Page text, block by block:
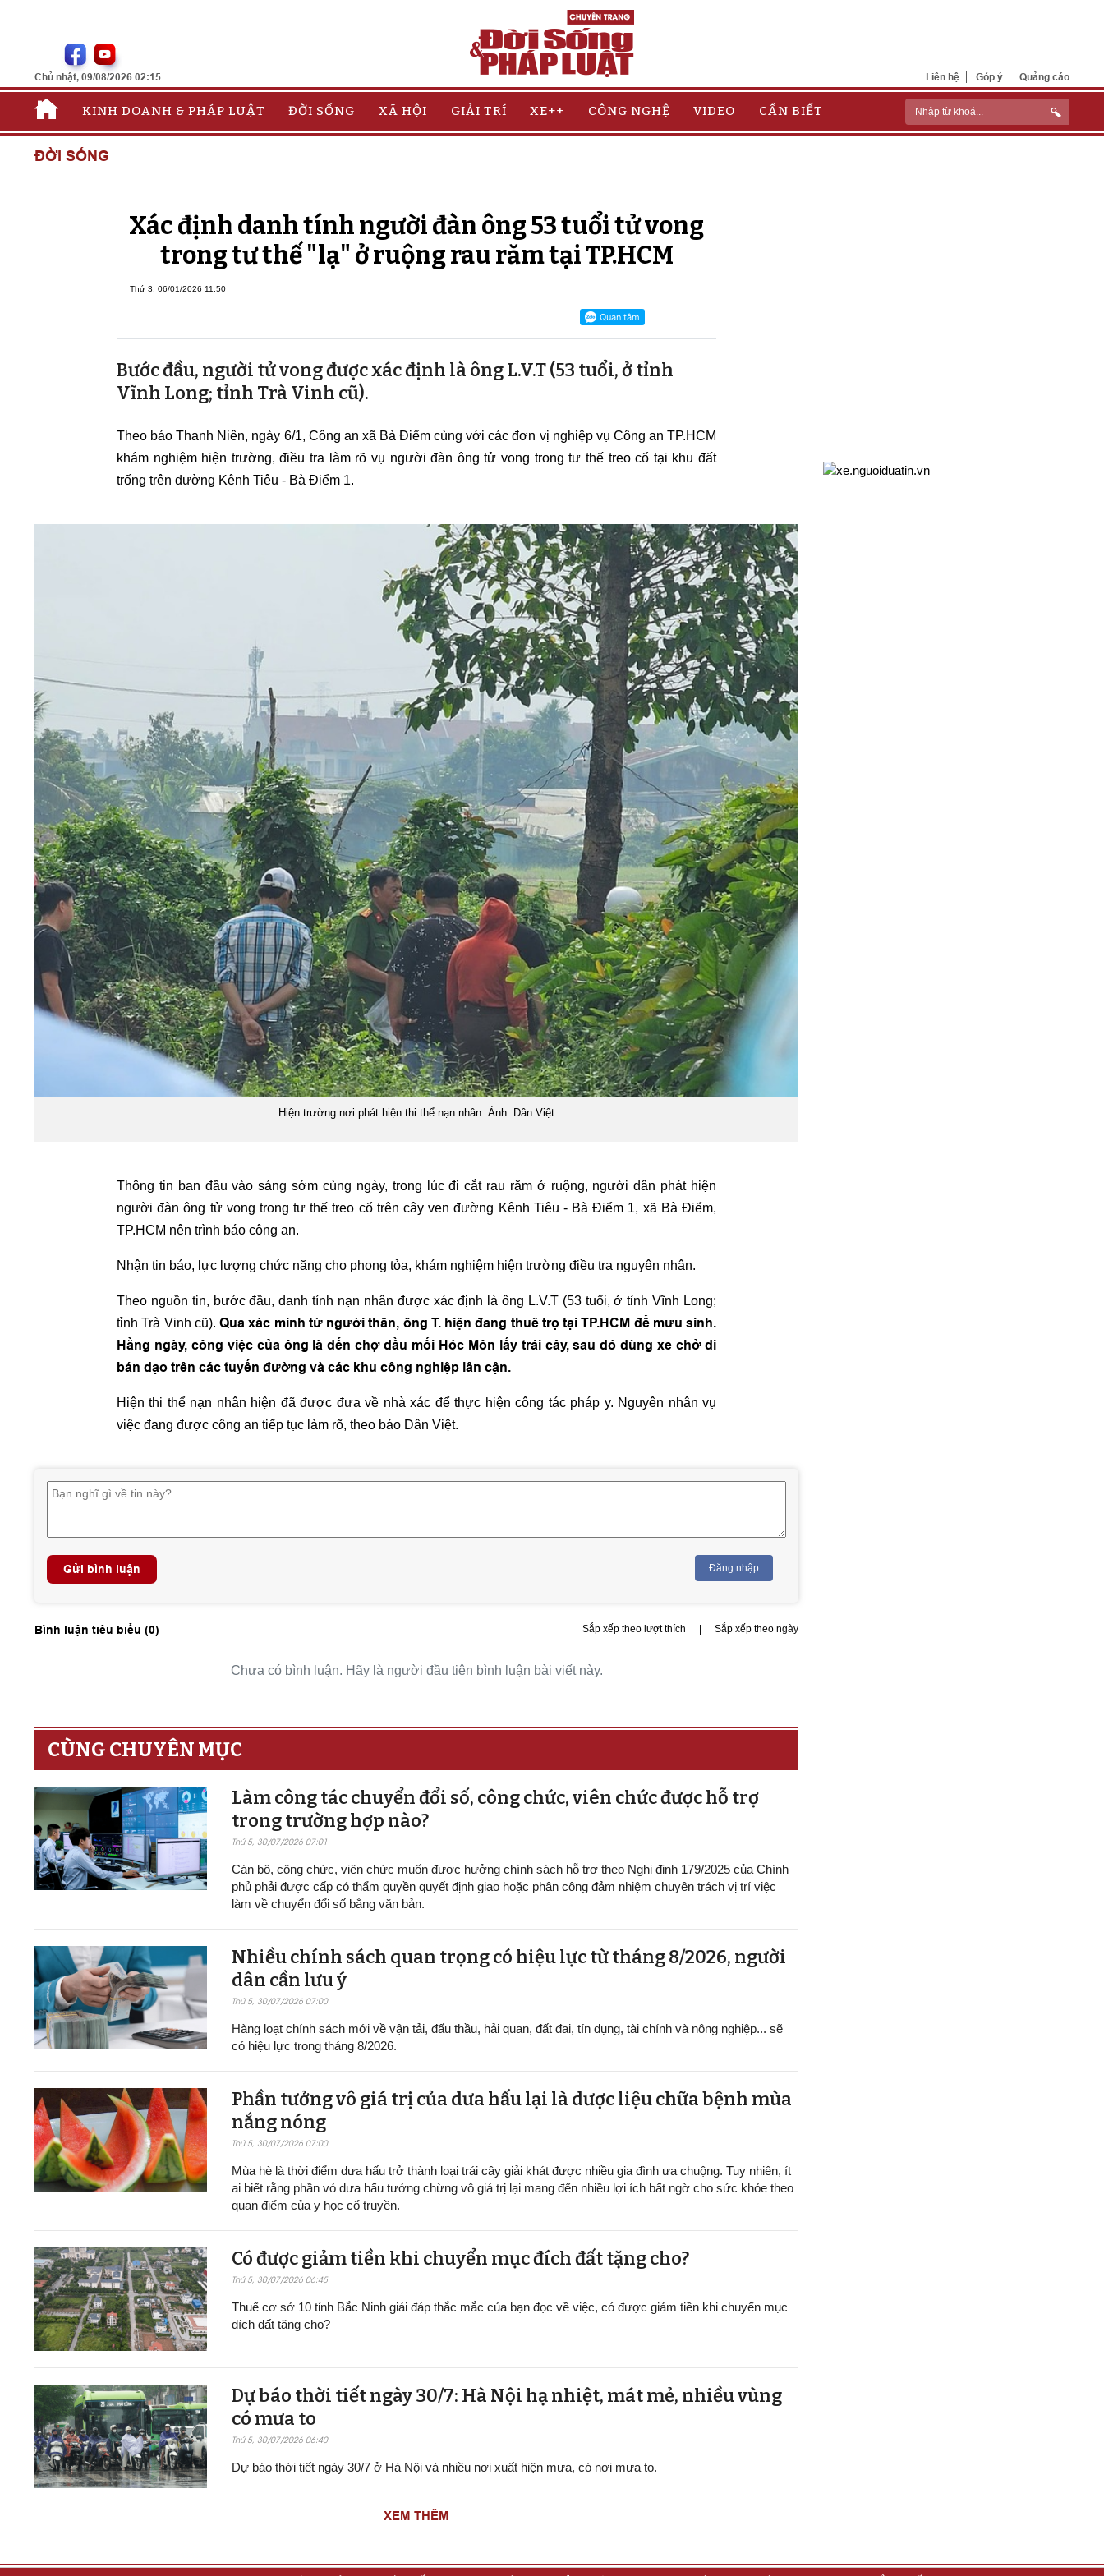
Chủ nhật, 09/08/2026 02:15 Liên hệ Góp ý Quảng cáo
KINH DOANH & PHÁP LUẬT ĐỜI SỐNG XÃ HỘI GIẢI TRÍ XE++ CÔNG NGHỆ VIDEO CẦN BIẾT
ĐỜI SỐNG
Xác định danh tính người đàn ông 53 tuổi tử vong
trong tư thế "lạ" ở ruộng rau răm tại TP.HCM
Thứ 3, 06/01/2026 11:50
Bước đầu, người tử vong được xác định là ông L.V.T (53 tuổi, ở tỉnh
Vĩnh Long; tỉnh Trà Vinh cũ).
Theo báo Thanh Niên, ngày 6/1, Công an xã Bà Điểm cùng với các đơn vị nghiệp vụ Công an TP.HCM
khám nghiệm hiện trường, điều tra làm rõ vụ người đàn ông tử vong trong tư thế treo cổ tại khu đất
trống trên đường Kênh Tiêu - Bà Điểm 1.
Hiện trường nơi phát hiện thi thể nạn nhân. Ảnh: Dân Việt
Thông tin ban đầu vào sáng sớm cùng ngày, trong lúc đi cắt rau răm ở ruộng, người dân phát hiện
người đàn ông tử vong trong tư thế treo cổ trên cây ven đường Kênh Tiêu - Bà Điểm 1, xã Bà Điểm,
TP.HCM nên trình báo công an.
Nhận tin báo, lực lượng chức năng cho phong tỏa, khám nghiệm hiện trường điều tra nguyên nhân.
Theo nguồn tin, bước đầu, danh tính nạn nhân được xác định là ông L.V.T (53 tuổi, ở tỉnh Vĩnh Long;
tỉnh Trà Vinh cũ). Qua xác minh từ người thân, ông T. hiện đang thuê trọ tại TP.HCM để mưu sinh.
Hằng ngày, công việc của ông là đến chợ đầu mối Hóc Môn lấy trái cây, sau đó dùng xe chở đi
bán dạo trên các tuyến đường và các khu công nghiệp lân cận.
Hiện thi thể nạn nhân hiện đã được đưa về nhà xác để thực hiện công tác pháp y. Nguyên nhân vụ
việc đang được công an tiếp tục làm rõ, theo báo Dân Việt.
Gửi bình luận Đăng nhập
Bình luận tiêu biểu (0) Sắp xếp theo lượt thích | Sắp xếp theo ngày
Chưa có bình luận. Hãy là người đầu tiên bình luận bài viết này.
CÙNG CHUYÊN MỤC
Làm công tác chuyển đổi số, công chức, viên chức được hỗ trợ
trong trường hợp nào?
Thứ 5, 30/07/2026 07:01
Cán bộ, công chức, viên chức muốn được hưởng chính sách hỗ trợ theo Nghị định 179/2025 của Chính
phủ phải được cấp có thẩm quyền quyết định giao hoặc phân công đảm nhiệm chuyên trách vị trí việc
làm về chuyển đổi số bằng văn bản.
Nhiều chính sách quan trọng có hiệu lực từ tháng 8/2026, người
dân cần lưu ý
Thứ 5, 30/07/2026 07:00
Hàng loạt chính sách mới về vận tải, đấu thầu, hải quan, đất đai, tín dụng, tài chính và nông nghiệp... sẽ
có hiệu lực trong tháng 8/2026.
Phần tưởng vô giá trị của dưa hấu lại là dược liệu chữa bệnh mùa
nắng nóng
Thứ 5, 30/07/2026 07:00
Mùa hè là thời điểm dưa hấu trở thành loại trái cây giải khát được nhiều gia đình ưa chuộng. Tuy nhiên, ít
ai biết rằng phần vỏ dưa hấu tưởng chừng vô giá trị lại mang đến nhiều lợi ích bất ngờ cho sức khỏe theo
quan điểm của y học cổ truyền.
Có được giảm tiền khi chuyển mục đích đất tặng cho?
Thứ 5, 30/07/2026 06:45
Thuế cơ sở 10 tỉnh Bắc Ninh giải đáp thắc mắc của bạn đọc về việc, có được giảm tiền khi chuyển mục
đích đất tặng cho?
Dự báo thời tiết ngày 30/7: Hà Nội hạ nhiệt, mát mẻ, nhiều vùng
có mưa to
Thứ 5, 30/07/2026 06:40
Dự báo thời tiết ngày 30/7 ở Hà Nội và nhiều nơi xuất hiện mưa, có nơi mưa to.
XEM THÊM